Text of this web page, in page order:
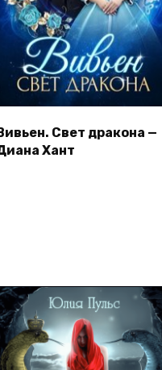
Свет дракона —
Хант